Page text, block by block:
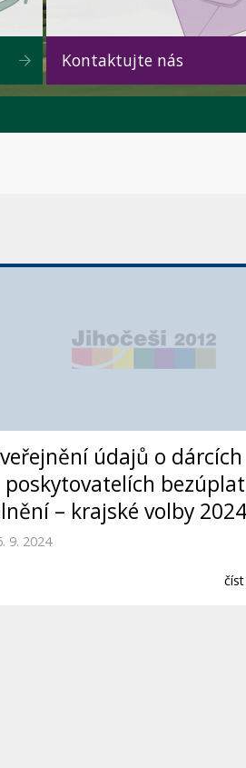
Kontaktujte nás
údajů o dárcích
poskytovatelích
– krajské volby 2024
9. 2024